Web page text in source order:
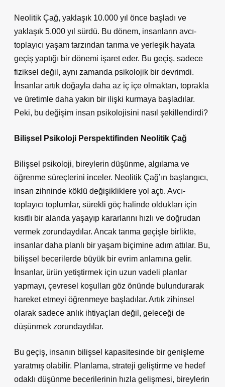
Neolitik Çağ, yaklaşık 10.000 yıl önce başladı ve
yaklaşık 5.000 yıl sürdü. Bu dönem, insanların avcı-
toplayıcı yaşam tarzından tarıma ve yerleşik hayata
geçiş yaptığı bir dönemi işaret eder. Bu geçiş, sadece
fiziksel değil, aynı zamanda psikolojik bir devrimdi.
İnsanlar artık doğayla daha az iç içe olmaktan, toprakla
ve üretimle daha yakın bir ilişki kurmaya başladılar.
Peki, bu değişim insan psikolojisini nasıl şekillendirdi?
Bilişsel Psikoloji Perspektifinden Neolitik Çağ
Bilişsel psikoloji, bireylerin düşünme, algılama ve
öğrenme süreçlerini inceler. Neolitik Çağ’ın başlangıcı,
insan zihninde köklü değişikliklere yol açtı. Avcı-
toplayıcı toplumlar, sürekli göç halinde oldukları için
kısıtlı bir alanda yaşayıp kararlarını hızlı ve doğrudan
vermek zorundaydılar. Ancak tarıma geçişle birlikte,
insanlar daha planlı bir yaşam biçimine adım attılar. Bu,
bilişsel becerilerde büyük bir evrim anlamına gelir.
İnsanlar, ürün yetiştirmek için uzun vadeli planlar
yapmayı, çevresel koşulları göz önünde bulundurarak
hareket etmeyi öğrenmeye başladılar. Artık zihinsel
olarak sadece anlık ihtiyaçları değil, geleceği de
düşünmek zorundaydılar.
Bu geçiş, insanın bilişsel kapasitesinde bir genişleme
yaratmış olabilir. Planlama, strateji geliştirme ve hedef
odaklı düşünme becerilerinin hızla gelişmesi, bireylerin